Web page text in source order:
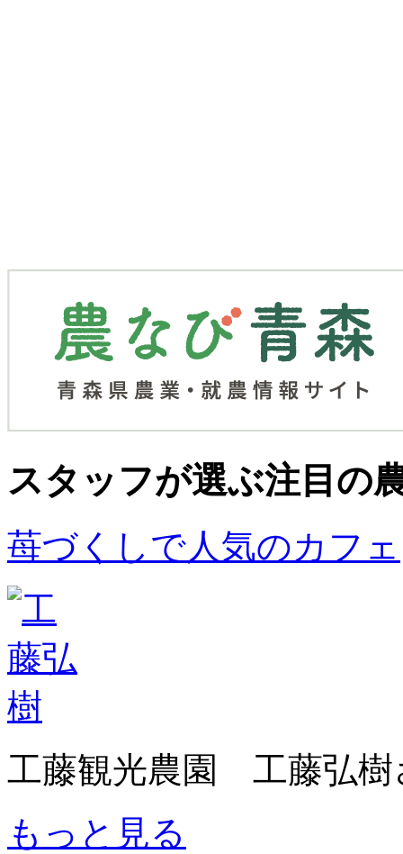
スタッフが選ぶ注目の
苺づくしで人気のカフェ
工藤観光農園 工藤弘樹
もっと見る